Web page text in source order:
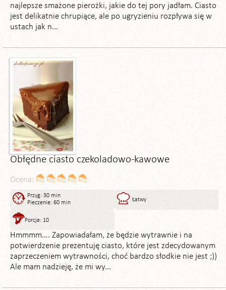
najlepsze smażone pierożki, jakie do tej pory jadłam. Ciasto
jest delikatnie chrupiące, ale po ugryzieniu rozpływa się w
ustach jak n...
Obłędne ciasto czekoladowo-kawowe
Ocena:
Przyg: 30 min
Pieczenie: 60 min
Łatwy
Porcje: 10
Hmmmm…. Zapowiadałam, że będzie wytrawnie i na
potwierdzenie prezentuję ciasto, które jest zdecydowanym
zaprzeczeniem wytrawności, choć bardzo słodkie nie jest ;))
Ale mam nadzieję, że mi wy...